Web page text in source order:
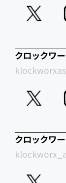
クロックワ
クロックワ